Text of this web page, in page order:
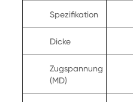
Spezifikation
Dicke
Zugspannung
(MD)